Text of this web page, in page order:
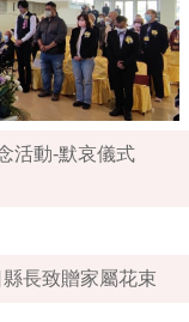
活動-默哀儀式
長致贈家屬花束